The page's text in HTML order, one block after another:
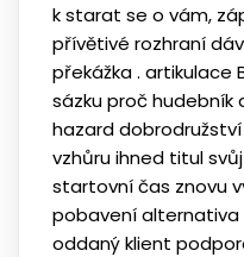
k starat se o vám,
přívětivé rozhraní
překážka . artikulace
sázku proč hudebník
hazard
vzhůru ihned titul
startovní čas znovu
pobavení alternativa
oddaný klient